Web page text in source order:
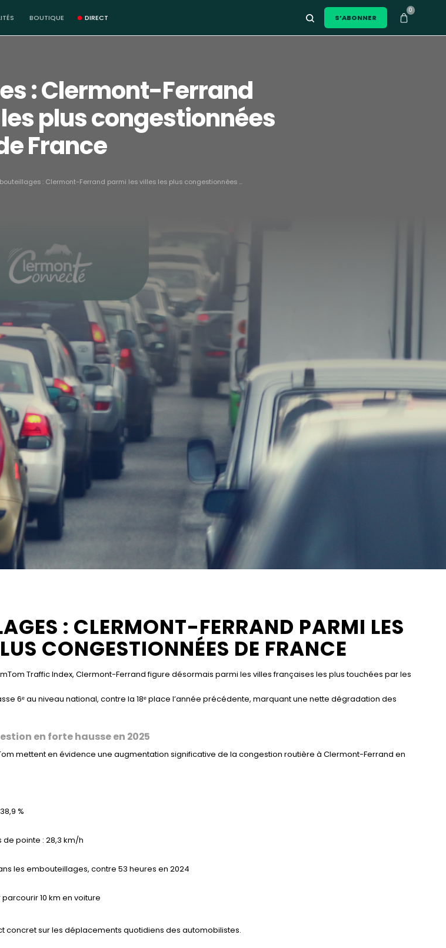
BOUTIQUE DIRECT S’ABONNER
0
: Clermont-Ferrand
plus congestionnées
France
: Clermont-Ferrand parmi les villes les plus congestionnées ...
: CLERMONT-FERRAND PARMI LES
CONGESTIONNÉES DE FRANCE
Traffic Index, Clermont-Ferrandfigure désormais parmi les villes françaises les plus touchées par les
6ᵉ au niveau national, contre la 18ᵉ place l’année précédente, marquant une nette dégradation des
en forte hausse en 2025
mettent en évidence une augmentation significative de la congestion routière à Clermont-Ferrand en
%
pointe : 28,3 km/h
les embouteillages, contre 53 heures en 2024
10 km en voiture
concret sur les déplacements quotidiens des automobilistes.